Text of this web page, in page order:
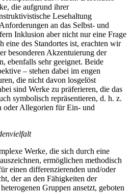
die aufgrund ihrer
Lesehaltung
an das Selbst- und
Inklusion aber nicht nur eine Frage
eine des Standortes ist, erachten wir
besonderen Akzentuierung der
ebenfalls sehr geeignet. Beide
– stehen dabei im engen
die nicht davon losgelöst
sind Werke zu präferieren, die das
symbolisch repräsentieren, d. h. z.
oder Allegorien für Ein- und
Werke, die sich durch eine
ermöglichen methodisch
einen differenzierenden und/oder
der an den Fähigkeiten der
Gruppen ansetzt, geboten